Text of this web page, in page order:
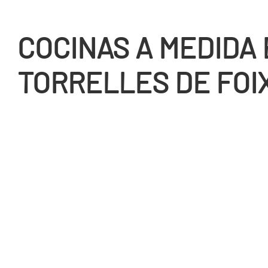
COCINAS A MEDIDA
TORRELLES DE